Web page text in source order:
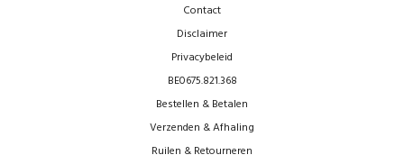
Contact
Disclaimer
Privacybeleid
BE0675.821.368
Bestellen & Betalen
Verzenden & Afhaling
Ruilen & Retourneren